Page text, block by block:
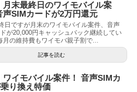
月末最終日のワイモバイル案
声SIMカードが2万円還元
日ですが月末のワイモバイル案件、音声
が20,000円キャッシュバック継続してい
月の維持費もワイモバ親子割で...
記事を読む
ワイモバイル案件！ 音声SIMカ
り換え特価